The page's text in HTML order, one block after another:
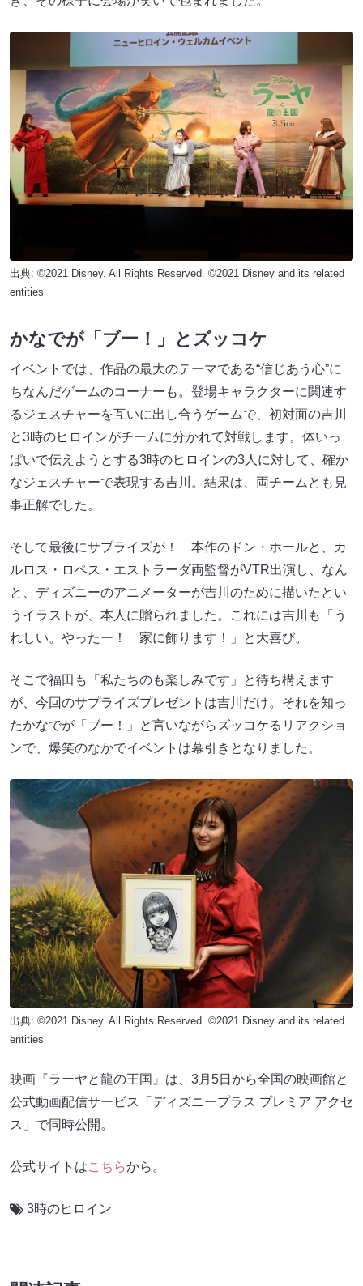
出典: ©2021 Disney. All Rights Reserved. ©2021 Disney and its related
entities
かなでが「ブー！」とズッコケ
イベントでは、作品の最⼤のテーマである“信じあう⼼”に
ちなんだゲームのコーナーも。登場キャラクターに関連す
るジェスチャーを互いに出し合うゲームで、初対面の吉川
と3時のヒロインがチームに分かれて対戦します。体いっ
ぱいで伝えようとする3時のヒロインの3人に対して、確か
なジェスチャーで表現する吉川。結果は、両チームとも見
事正解でした。
そして最後にサプライズが！ 本作のドン・ホールと、カ
ルロス・ロペス・エストラーダ両監督がVTR出演し、なん
と、ディズニーのアニメーターが吉川のために描いたとい
うイラストが、本人に贈られました。これには吉川も「う
れしい。やったー！ 家に飾ります！」と大喜び。
そこで福田も「私たちのも楽しみです」と待ち構えます
が、今回のサプライズプレゼントは吉川だけ。それを知っ
たかなでが「ブー！」と言いながらズッコケるリアクショ
ンで、爆笑のなかでイベントは幕引きとなりました。
出典: ©2021 Disney. All Rights Reserved. ©2021 Disney and its related
entities
映画『ラーヤと龍の王国』は、3月5日から全国の映画館と
公式動画配信サービス「ディズニープラス プレミア アクセ
ス」で同時公開。
公式サイトはこちらから。
3時のヒロイン